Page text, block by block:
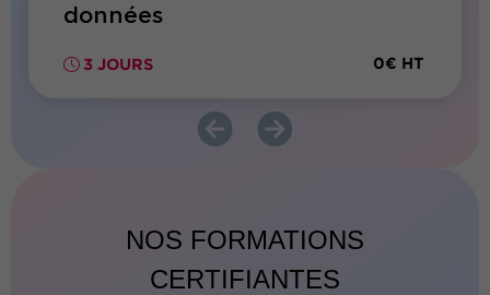
données
3 JOURS 0€ HT
NOS FORMATIONS
CERTIFIANTES